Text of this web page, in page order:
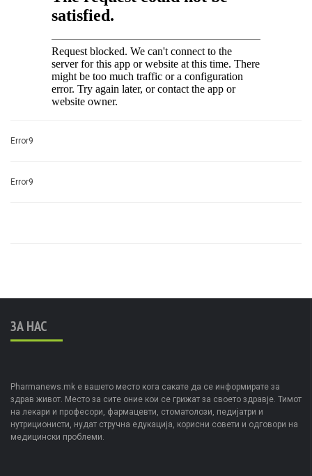
Error9
Error9
ЗА НАС
Pharmanews.mk е вашето место кога сакате да се информирате за
здрав живот. Место за сите оние кои се грижат за своето здравје. Тимот
на лекари и професори, фармацевти, стоматолози, педијатри и
нутриционисти, нудат стручна едукација, корисни совети и одговори на
медицински проблеми.